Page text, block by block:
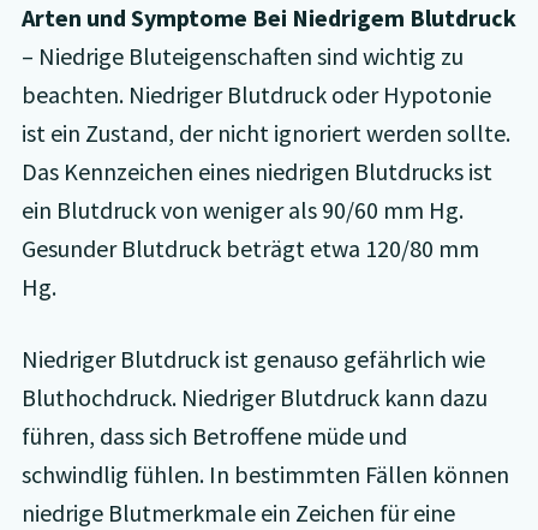
Arten und Symptome Bei Niedrigem Blutdruck
– Niedrige Bluteigenschaften sind wichtig zu
beachten. Niedriger Blutdruck oder Hypotonie
ist ein Zustand, der nicht ignoriert werden sollte.
Das Kennzeichen eines niedrigen Blutdrucks ist
ein Blutdruck von weniger als 90/60 mm Hg.
Gesunder Blutdruck beträgt etwa 120/80 mm
Hg.
Niedriger Blutdruck ist genauso gefährlich wie
Bluthochdruck. Niedriger Blutdruck kann dazu
führen, dass sich Betroffene müde und
schwindlig fühlen. In bestimmten Fällen können
niedrige Blutmerkmale ein Zeichen für eine